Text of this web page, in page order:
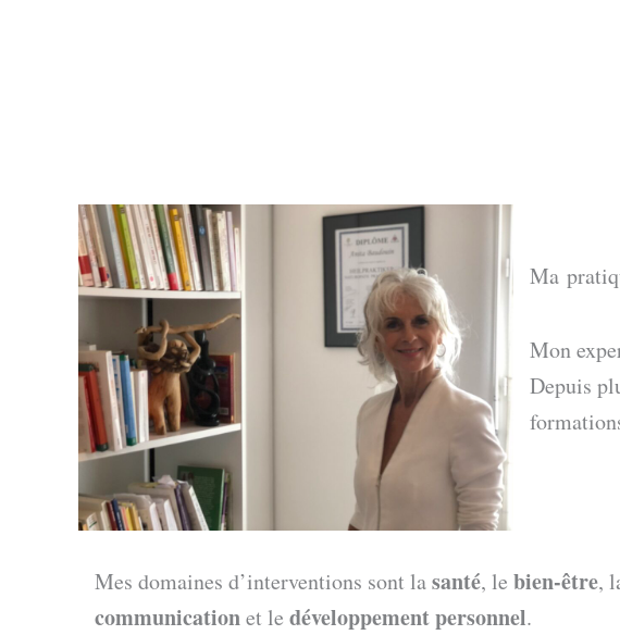
Ma
Mon
Depuis
Mes domaines d’interventions sont lasanté, le bien-être,
communicationet le développement personnel.